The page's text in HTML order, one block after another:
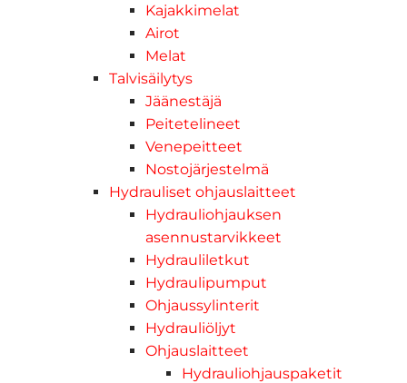
Kajakkimelat
Airot
Melat
Talvisäilytys
Jäänestäjä
Peitetelineet
Venepeitteet
Nostojärjestelmä
Hydrauliset ohjauslaitteet
Hydrauliohjauksen
asennustarvikkeet
Hydrauliletkut
Hydraulipumput
Ohjaussylinterit
Hydrauliöljyt
Ohjauslaitteet
Hydrauliohjauspaketit